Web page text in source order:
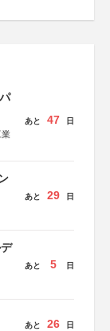
業
あと 47 日
あと 29 日
あと 5 日
あと 26 日